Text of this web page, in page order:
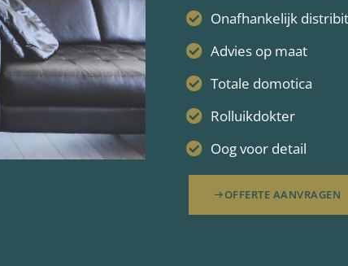
Onafhankelijk
Advies op maat
Totale domotica
Rolluikdokter
Oog voor detail
OFFERTE AANVRAGEN